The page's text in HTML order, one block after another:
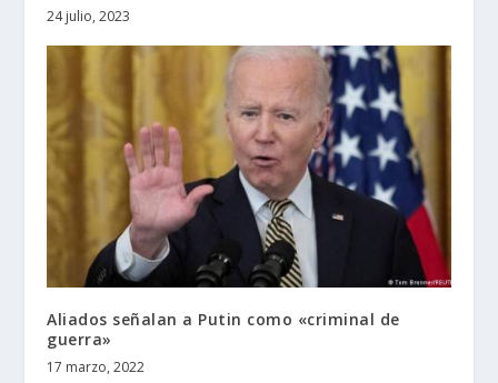
24 julio, 2023
Aliados señalan a Putin como «criminal de
guerra»
17 marzo, 2022